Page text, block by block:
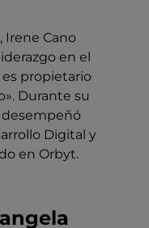
Irene Cano
en el
propietario
Durante su
Digital y
en Orbyt.